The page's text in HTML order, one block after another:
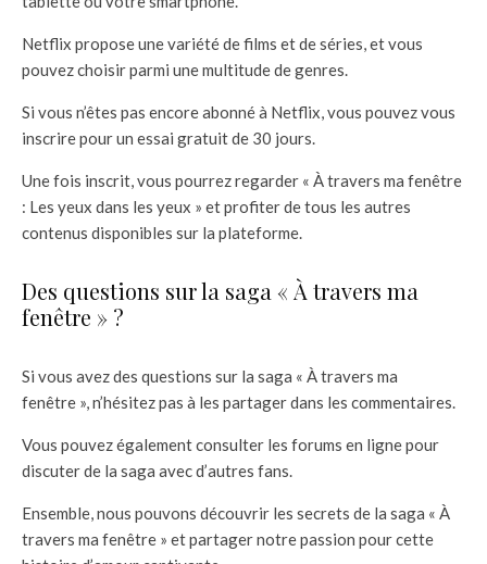
Netflix propose une variété de films et de séries, et vous
pouvez choisir parmi une multitude de genres.
Si vous n’êtes pas encore abonné à Netflix, vous pouvez vous
inscrire pour un essai gratuit de 30 jours.
Une fois inscrit, vous pourrez regarder « À travers ma fenêtre
: Les yeux dans les yeux » et profiter de tous les autres
contenus disponibles sur la plateforme.
Des questions sur la saga « À travers ma
fenêtre » ?
Si vous avez des questions sur la saga « À travers ma
fenêtre », n’hésitez pas à les partager dans les commentaires.
Vous pouvez également consulter les forums en ligne pour
discuter de la saga avec d’autres fans.
Ensemble, nous pouvons découvrir les secrets de la saga « À
travers ma fenêtre » et partager notre passion pour cette